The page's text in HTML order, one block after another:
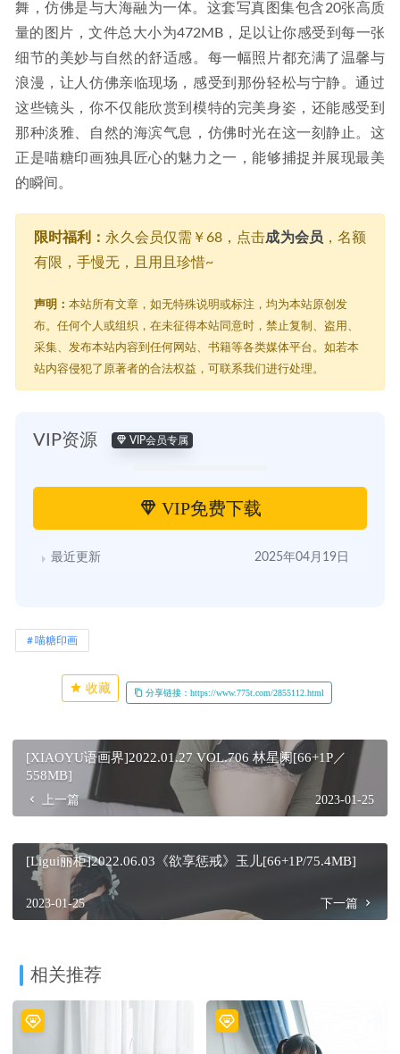
舞，仿佛是与大海融为一体。这套写真图集包含20张高质
量的图片，文件总大小为472MB，足以让你感受到每一张
细节的美妙与自然的舒适感。每一幅照片都充满了温馨与
浪漫，让人仿佛亲临现场，感受到那份轻松与宁静。通过
这些镜头，你不仅能欣赏到模特的完美身姿，还能感受到
那种淡雅、自然的海滨气息，仿佛时光在这一刻静止。这
正是喵糖印画独具匠心的魅力之一，能够捕捉并展现最美
的瞬间。
限时福利： 永久会员仅需￥68，点击成为会员 ，名额
有限，手慢无，且用且珍惜~
声明： 本站所有文章，如无特殊说明或标注，均为本站原创发
布。任何个人或组织，在未征得本站同意时，禁止复制、盗用、
采集、发布本站内容到任何网站、书籍等各类媒体平台。如若本
站内容侵犯了原著者的合法权益，可联系我们进行处理。
VIP资源 VIP会员专属
VIP免费下载
最近更新 2025年04月19日
喵糖印画
收藏 分享链接：https://www.775t.com/2855112.html
[XIAOYU语画界]2022.01.27 VOL.706 林星阑[66+1P／
558MB]
上一篇 2023-01-25
[Ligui丽柜]2022.06.03《欲享惩戒》玉儿[66+1P/75.4MB]
2023-01-25 下一篇
相关推荐